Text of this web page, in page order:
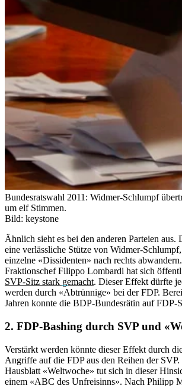
Bundesratswahl 2011: Widmer-Schlumpf
um elf Stimmen.
Bild: keystone
Ähnlich sieht es bei den anderen Parteien
eine verlässliche Stütze von Widmer-
einzelne «Dissidenten» nach rechts
Fraktionschef Filippo Lombardi hat sich
SVP-Sitz stark gemacht. Dieser Effekt dürfte
werden durch «Abtrünnige» bei der FDP.
Jahren konnte die BDP-Bundesrätin auf FDP-
2. FDP-Bashing durch SVP und
Verstärkt werden könnte dieser Effekt durch
Angriffe auf die FDP aus den Reihen der
Hausblatt «Weltwoche» tut sich in dieser
einem «ABC des Unfreisinns». Nach Philipp